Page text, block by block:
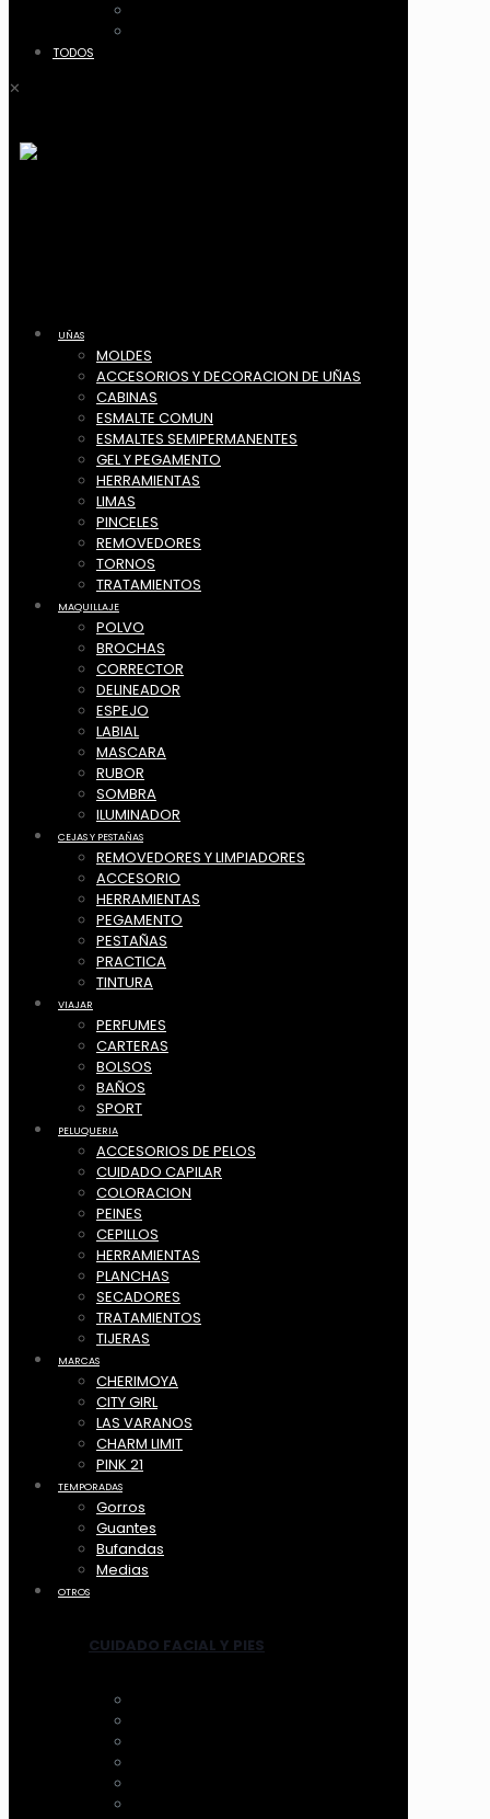
TODOS
✕
UÑAS
MOLDES
ACCESORIOS Y DECORACION DE UÑAS
CABINAS
ESMALTE COMUN
ESMALTES SEMIPERMANENTES
GEL Y PEGAMENTO
HERRAMIENTAS
LIMAS
PINCELES
REMOVEDORES
TORNOS
TRATAMIENTOS
MAQUILLAJE
POLVO
BROCHAS
CORRECTOR
DELINEADOR
ESPEJO
LABIAL
MASCARA
RUBOR
SOMBRA
ILUMINADOR
CEJAS Y PESTAÑAS
REMOVEDORES Y LIMPIADORES
ACCESORIO
HERRAMIENTAS
PEGAMENTO
PESTAÑAS
PRACTICA
TINTURA
VIAJAR
PERFUMES
CARTERAS
BOLSOS
BAÑOS
SPORT
PELUQUERIA
ACCESORIOS DE PELOS
CUIDADO CAPILAR
COLORACION
PEINES
CEPILLOS
HERRAMIENTAS
PLANCHAS
SECADORES
TRATAMIENTOS
TIJERAS
MARCAS
CHERIMOYA
CITY GIRL
LAS VARANOS
CHARM LIMIT
PINK 21
TEMPORADAS
Gorros
Guantes
Bufandas
Medias
OTROS
CUIDADO FACIAL Y PIES